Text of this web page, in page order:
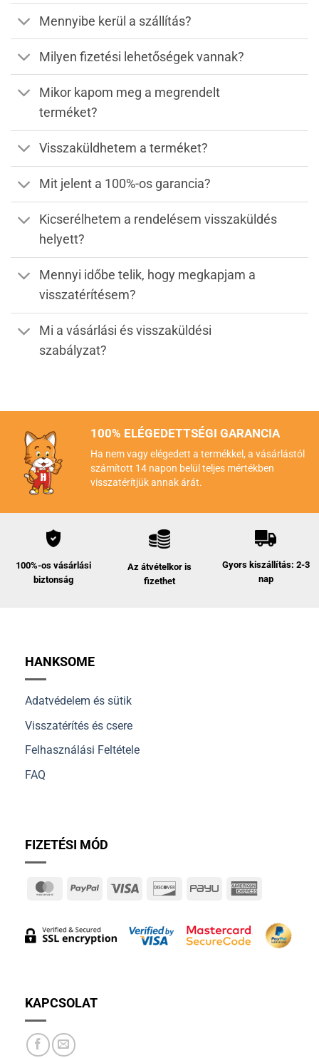
Mennyibe kerül a szállítás?
Milyen fizetési lehetőségek vannak?
Mikor kapom meg a megrendelt
terméket?
Visszaküldhetem a terméket?
Mit jelent a 100%-os garancia?
Kicserélhetem a rendelésem visszaküldés
helyett?
Mennyi időbe telik, hogy megkapjam a
visszatérítésem?
Mi a vásárlási és visszaküldési
szabályzat?
100% ELÉGEDETTSÉGI GARANCIA
Ha nem vagy elégedett a termékkel, a vásárlástól
számított 14 napon belül teljes mértékben
visszatérítjük annak árát.
100%-os vásárlási
biztonság
Az átvételkor is
fizethet
Gyors kiszállítás: 2-3
nap
HANKSOME
Adatvédelem és sütik
Visszatérítés és csere
Felhasználási Feltétele
FAQ
FIZETÉSI MÓD
MasterCardPayPal Visa DiscoverPayU
KAPCSOLAT